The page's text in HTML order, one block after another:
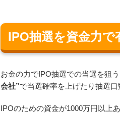
IPO抽選を資金力で
お金の力でIPO抽選での当選を狙
会社”で当選確率を上げたり抽選口
IPOのための資金が1000万円以上